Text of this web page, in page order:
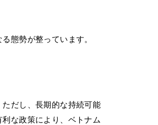
態勢が整っています。
だし、長期的な持続可能
な政策により、ベトナム